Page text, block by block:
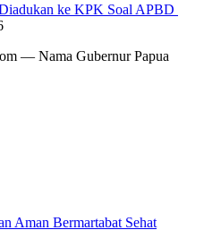
ke KPK Soal APBD
— Nama Gubernur Papua
Aman Bermartabat Sehat